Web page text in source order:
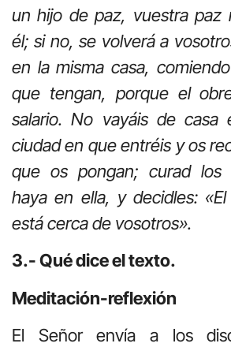
un hijo de paz, vuestra paz
él; si no, se volverá a
en la misma casa,
que tengan, porque el
salario. No vayáis de casa
ciudad en que entréis y os
que os pongan; curad los
haya en ella, y decidles:
está cerca de vosotros».
3.- Qué dice el texto.
Meditación-reflexión
El Señor envía a los